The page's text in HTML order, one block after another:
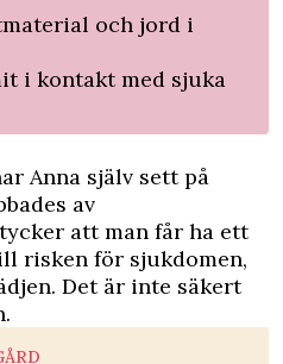
och jord i
i kontakt med sjuka
Anna själv sett på
av
att man får ha ett
risken för sjukdomen,
Det är inte säkert